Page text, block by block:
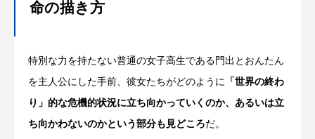
命の描き方
特別な力を持たない普通の女子高生である門出とおんたん
を主人公にした手前、彼女たちがどのように 「世界の終わ
り」的な危機的状況に立ち向かっていくのか、あるいは立
ち向かわないのかという部分も見どころだ。